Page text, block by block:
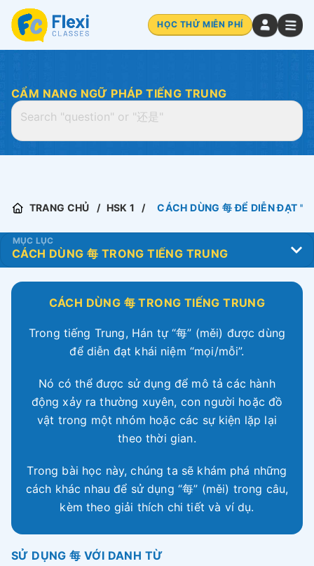
HỌC THỬ MIỄN PHÍ
CẨM NANG NGỮ PHÁP TIẾNG TRUNG
TRANG CHỦ HSK 1 CÁCH DÙNG 每 ĐỂ DIỄN ĐẠT
MỤC LỤC
CÁCH DÙNG 每 TRONG TIẾNG TRUNG
Trong tiếng Trung, Hán tự “每” (měi) được dùng
để diễn đạt khái niệm “mọi/mỗi”.
Nó có thể được sử dụng để mô tả các hành
động xảy ra thường xuyên, con người hoặc đồ
vật trong một nhóm hoặc các sự kiện lặp lại
theo thời gian.
Trong bài học này, chúng ta sẽ khám phá những
cách khác nhau để sử dụng “每” (měi) trong câu,
kèm theo giải thích chi tiết và ví dụ.
SỬ DỤNG 每 VỚI DANH TỪ